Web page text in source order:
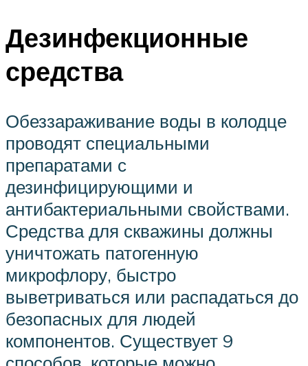
Дезинфекционные
средства
Обеззараживание воды в колодце
проводят специальными
препаратами с
дезинфицирующими и
антибактериальными свойствами.
Средства для скважины должны
уничтожать патогенную
микрофлору, быстро
выветриваться или распадаться до
безопасных для людей
компонентов. Существует 9